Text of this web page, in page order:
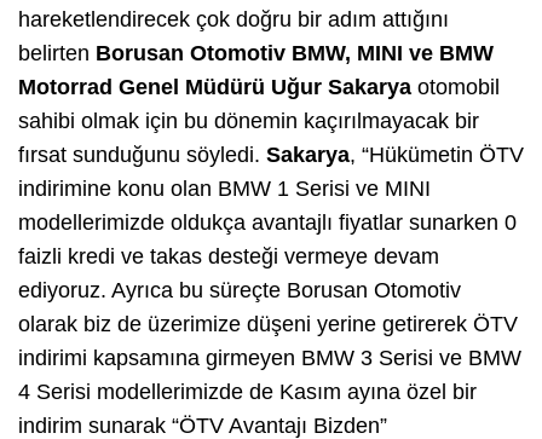
hareketlendirecek çok doğru bir adım attığını
belirten Borusan Otomotiv BMW, MINI ve BMW
Motorrad Genel Müdürü Uğur Sakarya otomobil
sahibi olmak için bu dönemin kaçırılmayacak bir
fırsat sunduğunu söyledi. Sakarya, “Hükümetin ÖTV
indirimine konu olan BMW 1 Serisi ve MINI
modellerimizde oldukça avantajlı fiyatlar sunarken 0
faizli kredi ve takas desteği vermeye devam
ediyoruz. Ayrıca bu süreçte Borusan Otomotiv
olarak biz de üzerimize düşeni yerine getirerek ÖTV
indirimi kapsamına girmeyen BMW 3 Serisi ve BMW
4 Serisi modellerimizde de Kasım ayına özel bir
indirim sunarak “ÖTV Avantajı Bizden”